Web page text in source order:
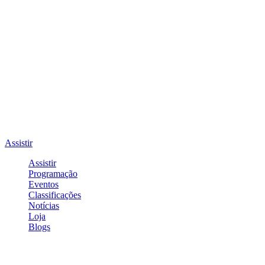
Assistir
Assistir
Programação
Eventos
Classificações
Notícias
Loja
Blogs